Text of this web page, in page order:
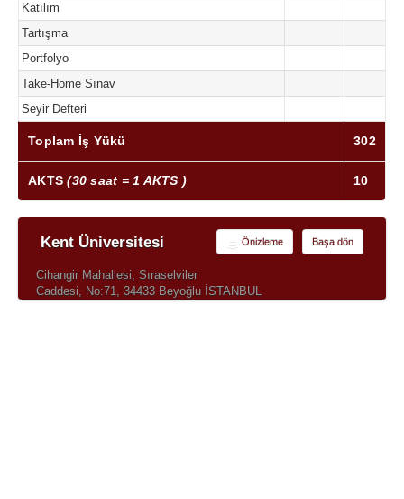
Katılım
Tartışma
Portfolyo
Take-Home Sınav
Seyir Defteri
Toplam İş Yükü 302
AKTS(30 saat = 1 AKTS ) 10
Kent Üniversitesi Başa dön
Önizleme
Cihangir Mahallesi, Sıraselviler
Caddesi, No:71, 34433 Beyoğlu İSTANBUL